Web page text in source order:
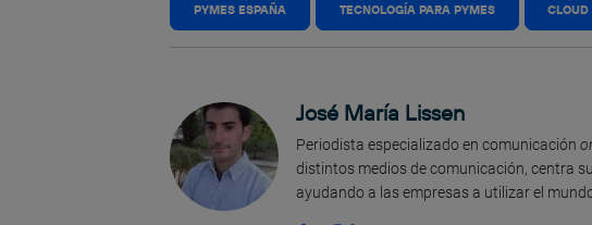
PYMES ESPAÑA TECNOLOGÍA PARA PYMES CLOUD
José María Lissen
Periodista especializado en comunicación
distintos medios de comunicación, centra
ayudando a las empresas a utilizar el